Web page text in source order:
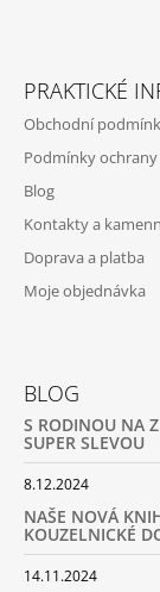
PRAKTICKÉ
Obchodní
Podmínky
Blog
Kontakty a
Doprava a platba
Moje objednávka
BLOG
S RODINOU NA
SUPER SLEVOU
8.12.2024
NAŠE NOVÁ
KOUZELNICKÉ
14.11.2024